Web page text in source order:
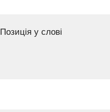
Позиція у слові